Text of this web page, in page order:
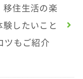
住生活の楽
したいこと
ツもご紹介